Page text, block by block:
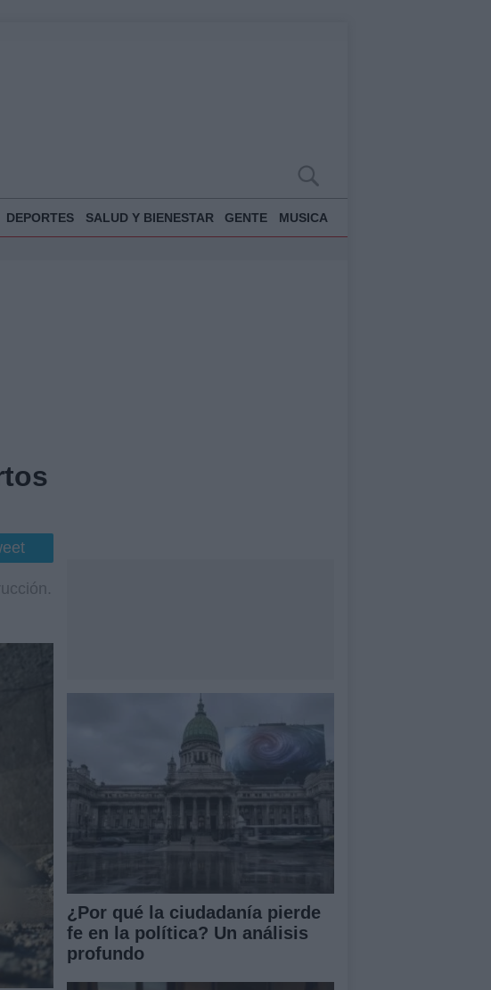
DEPORTES SALUD Y BIENESTAR GENTE MUSICA
¿Por qué la ciudadanía pierde
fe en la política? Un análisis
profundo